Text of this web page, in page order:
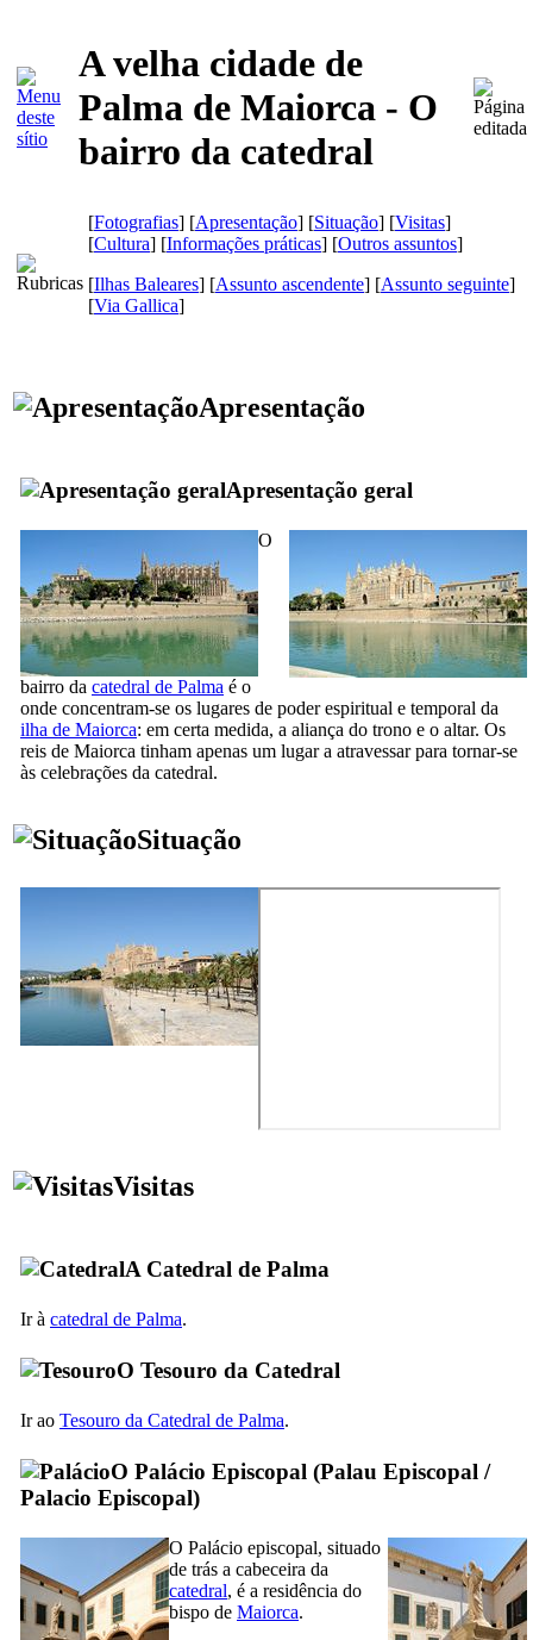
A velha cidade de
Palma de Maiorca - O
bairro da catedral
[Fotografias] [Apresentação] [Situação] [Visitas]
[Cultura] [Informações práticas] [Outros assuntos]
[Ilhas Baleares] [Assunto ascendente] [Assunto seguinte]
[Via Gallica]
Apresentação
Apresentação geral
O
bairro da catedral de Palma é o
onde concentram-se os lugares de poder espiritual e temporal da
ilha de Maiorca: em certa medida, a aliança do trono e o altar. Os
reis de Maiorca tinham apenas um lugar a atravessar para tornar-se
às celebrações da catedral.
Situação
Visitas
A Catedral de Palma
Ir à catedral de Palma.
O Tesouro da Catedral
Ir ao Tesouro da Catedral de Palma.
O Palácio Episcopal (Palau Episcopal /
Palacio Episcopal)
O Palácio episcopal, situado
de trás a cabeceira da
catedral, é a residência do
bispo de Maiorca.